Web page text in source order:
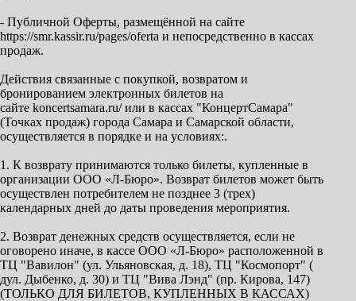
- Публичной Оферты, размещённой на сайте
https://smr.kassir.ru/pages/oferta и непосредственно в кассах
продаж.
Действия связанные с покупкой, возвратом и
бронированием электронных билетов на
сайте koncertsamara.ru/ или в кассах "КонцертСамара"
(Точках продаж) города Самара и Самарской области,
осуществляется в порядке и на условиях:.
1. К возврату принимаются только билеты, купленные в
организации ООО «Л-Бюро». Возврат билетов может быть
осуществлен потребителем не позднее 3 (трех)
календарных дней до даты проведения мероприятия.
2. Возврат денежных средств осуществляется, если не
оговорено иначе, в кассе ООО «Л-Бюро» расположенной в
ТЦ "Вавилон" (ул. Ульяновская, д. 18), ТЦ "Космопорт" (
дул. Дыбенко, д. 30) и ТЦ "Вива Лэнд" (пр. Кирова, 147)
(ТОЛЬКО ДЛЯ БИЛЕТОВ, КУПЛЕННЫХ В КАССАХ)